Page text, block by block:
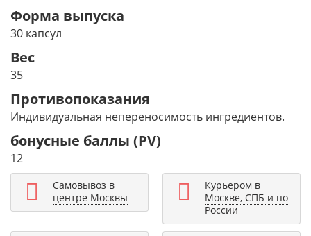
Форма выпуска
30 капсул
Вес
35
Противопоказания
Индивидуальная непереносимость ингредиентов.
бонусные баллы (PV)
12
Самовывоз в
центре Москвы
Курьером в
Москве, СПБ и по
России